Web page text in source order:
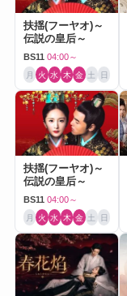
扶揺(フーヤオ)～
伝説の皇后～
BS11 04:00～
月 火 水 木 金 土 日
扶揺(フーヤオ)～
伝説の皇后～
BS11 04:00～
月 火 水 木 金 土 日